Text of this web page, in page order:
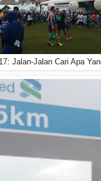
Jalan-Jalan Cari Apa